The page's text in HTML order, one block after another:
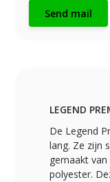
Send mail
LEGEND
De Legend
lang. Ze zijn
gemaakt
polyester.